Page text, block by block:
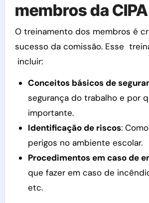
membros da CIPA
O treinamento dos membros é
sucesso da comissão. Esse
incluir:
Conceitos básicos de
segurança do trabalho e por
importante.
Identificação de riscos:
perigos no ambiente escolar.
Procedimentos em caso de
que fazer em caso de
etc.